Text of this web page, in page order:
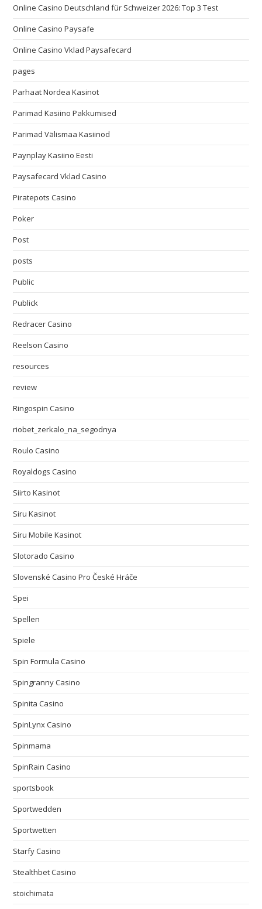
Online Casino Deutschland für Schweizer 2026: Top 3 Test
Online Casino Paysafe
Online Casino Vklad Paysafecard
pages
Parhaat Nordea Kasinot
Parimad Kasiino Pakkumised
Parimad Välismaa Kasiinod
Paynplay Kasiino Eesti
Paysafecard Vklad Casino
Piratepots Casino
Poker
Post
posts
Public
Publick
Redracer Casino
Reelson Casino
resources
review
Ringospin Casino
riobet_zerkalo_na_segodnya
Roulo Casino
Royaldogs Casino
Siirto Kasinot
Siru Kasinot
Siru Mobile Kasinot
Slotorado Casino
Slovenské Casino Pro České Hráče
Spei
Spellen
Spiele
Spin Formula Casino
Spingranny Casino
Spinita Casino
SpinLynx Casino
Spinmama
SpinRain Casino
sportsbook
Sportwedden
Sportwetten
Starfy Casino
Stealthbet Casino
stoichimata